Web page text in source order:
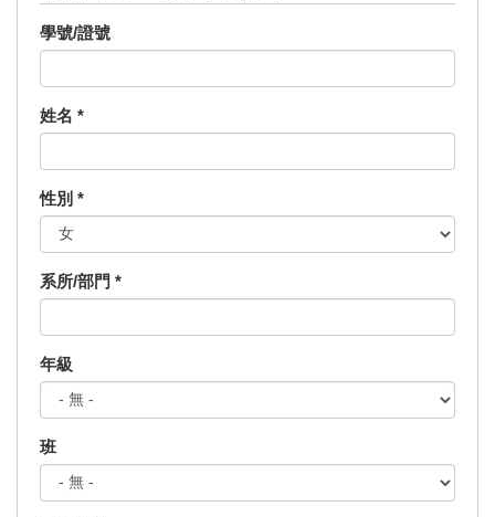
學號/證號
姓名 *
性別 *
系所/部門 *
年級
班